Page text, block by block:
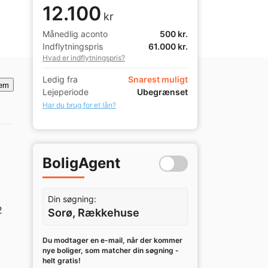
12.100 kr
Månedlig aconto
500 kr.
Indflytningspris
61.000 kr.
Hvad er indflytningspris?
Ledig fra
Snarest muligt
Lejeperiode
Ubegrænset
Har du brug for et lån?
BoligAgent
Din søgning:
Sorø, Rækkehuse
Du modtager en e-mail, når der kommer
nye boliger, som matcher din søgning -
helt gratis!